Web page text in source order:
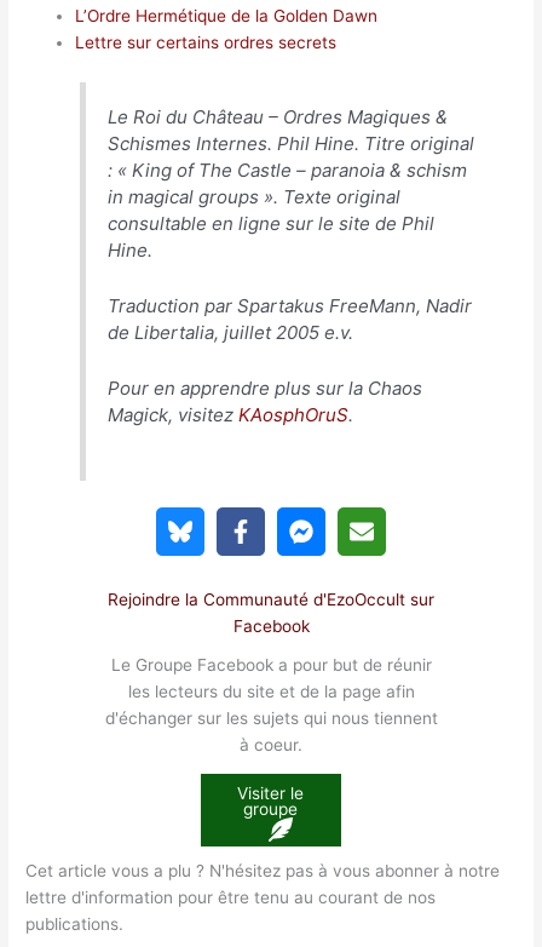
L’Ordre Hermétique de la Golden Dawn
Lettre sur certains ordres secrets
Le Roi du Château – Ordres Magiques &
Schismes Internes. Phil Hine. Titre original
: « King of The Castle – paranoia & schism
in magical groups ». Texte original
consultable en ligne sur le site dePhil
Hine.
Traduction par Spartakus FreeMann, Nadir
de Libertalia, juillet 2005 e.v.
Pour en apprendre plus sur la Chaos
Magick, visitezKAosphOruS.
Rejoindre la Communauté d'EzoOccult sur
Facebook
Le Groupe Facebook a pour but de réunir
les lecteurs du site et de la page afin
d'échanger sur les sujets qui nous tiennent
à coeur.
Visiter le
groupe
Cet article vous a plu ? N'hésitez pas à vous abonner à notre
lettre d'information pour être tenu au courant de nos
publications.